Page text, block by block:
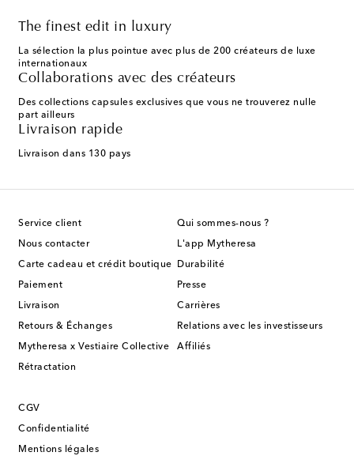
The finest edit in luxury
La sélection la plus pointue avec plus de 200 créateurs de luxe
internationaux
Collaborations avec des créateurs
Des collections capsules exclusives que vous ne trouverez nulle
part ailleurs
Livraison rapide
Livraison dans 130 pays
Service client
Nous contacter
Carte cadeau et crédit boutique
Paiement
Livraison
Retours & Échanges
Mytheresa x Vestiaire Collective
Rétractation
Qui sommes-nous ?
L'app Mytheresa
Durabilité
Presse
Carrières
Relations avec les investisseurs
Affiliés
CGV
Confidentialité
Mentions légales